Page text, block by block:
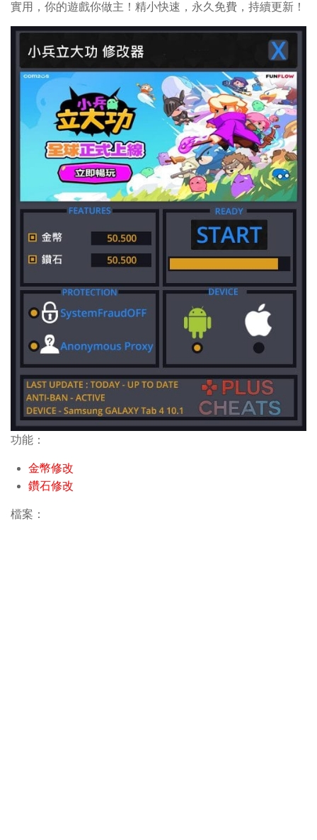
實用，你的遊戲你做主！精小快速，永久免費，持續更新！
功能：
金幣修改
鑽石修改
檔案：